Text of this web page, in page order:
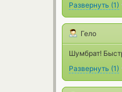
Развернуть (1)
Гело
Шумбрат!
Развернуть (1)